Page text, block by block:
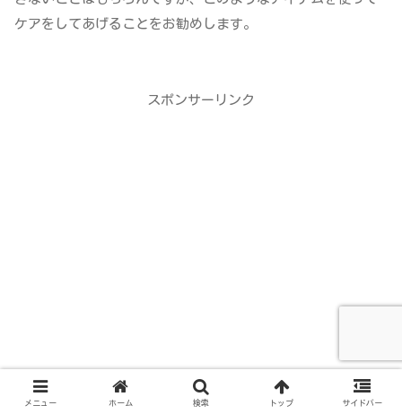
ケアをしてあげることをお勧めします。
スポンサーリンク
メニュー ホーム 検索 トップ サイドバー